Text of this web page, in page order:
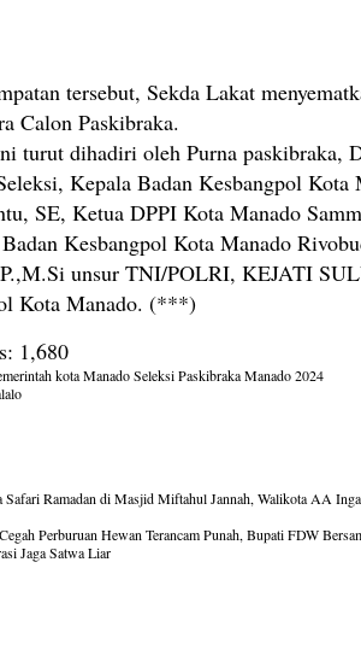
tersebut, Sekda Lakat
Calon Paskibraka.
turut dihadiri oleh Purna paskibraka,
Kepala Badan Kesbangpol Kota
SE, Ketua DPPI Kota Manado
Kesbangpol Kota Manado
unsur TNI/POLRI, KEJATI
Kota Manado. (***)
1,680
kota Manado Seleksi Paskibraka Manado 2024
Safari Ramadan di Masjid Miftahul Jannah, Walikota AA
Perburuan Hewan Terancam Punah, Bupati FDW
Jaga Satwa Liar